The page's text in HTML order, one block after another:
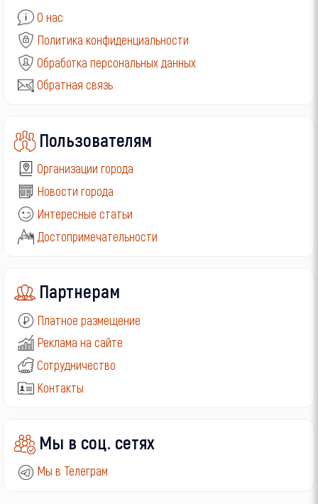
О нас
Политика конфиденциальности
Обработка персональных данных
Обратная связь
Пользователям
Организации города
Новости города
Интересные статьи
Достопримечательности
Партнерам
Платное размещение
Реклама на сайте
Сотрудничество
Контакты
Мы в соц. сетях
Мы в Телеграм